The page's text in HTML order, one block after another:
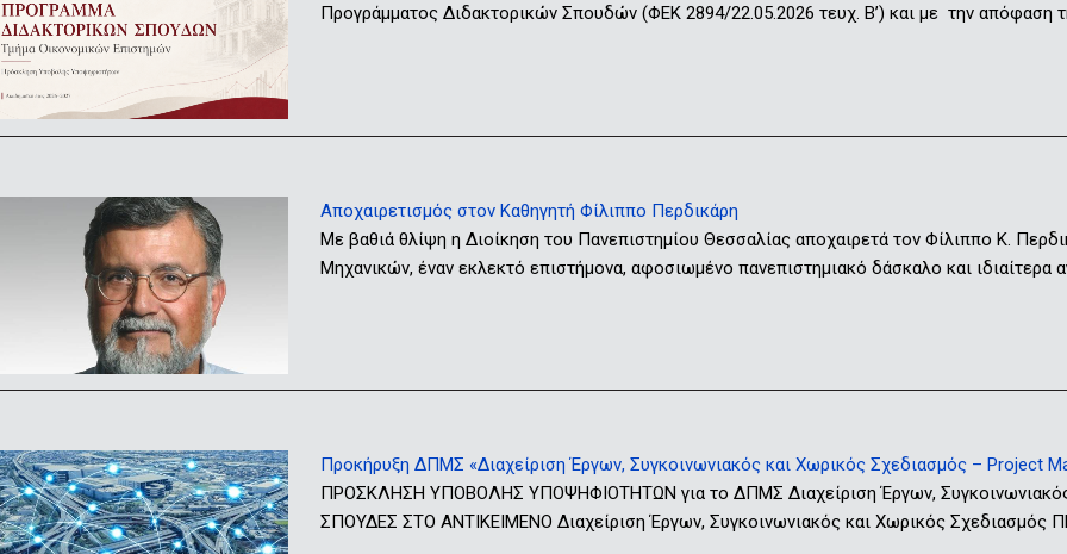
Προγράμματος Διδακτορικών Σπουδών (ΦΕΚ 2894/22.05.2026 τευχ. Β’) και με την απόφαση
Αποχαιρετισμός στον Καθηγητή Φίλιππο Περδικάρη
Με βαθιά θλίψη η Διοίκηση του Πανεπιστημίου Θεσσαλίας αποχαιρετά τον Φίλιππο Κ.
Μηχανικών, έναν εκλεκτό επιστήμονα, αφοσιωμένο πανεπιστημιακό δάσκαλο και
Προκήρυξη ΔΠΜΣ «Διαχείριση Έργων, Συγκοινωνιακός και Χωρικός Σχεδιασμός – Project
ΠΡΟΣΚΛΗΣΗ ΥΠΟΒΟΛΗΣ ΥΠΟΨΗΦΙΟΤΗΤΩΝ για το ΔΠΜΣ Διαχείριση Έργων,
ΣΠΟΥΔΕΣ ΣΤΟ ΑΝΤΙΚΕΙΜΕΝΟ Διαχείριση Έργων, Συγκοινωνιακός και Χωρικός